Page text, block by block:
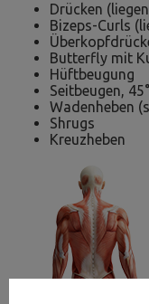
Drücken
Bizeps-Curls
Butterfly mit
Hüftbeugung
Seitbeugen, 45°
Wadenheben
Shrugs
Kreuzheben